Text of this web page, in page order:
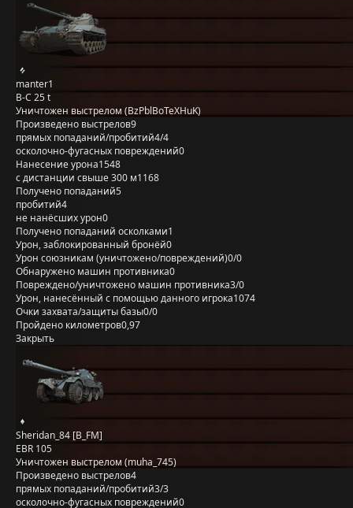
manter1
B-C 25 t
Уничтожен выстрелом (BzPblBoTeXHuK)
Произведено выстрелов9
прямых попаданий/пробитий4/4
осколочно-фугасных повреждений0
Нанесение урона1548
с дистанции свыше 300 м1168
Получено попаданий5
пробитий4
не нанёсших урон0
Получено попаданий осколками1
Урон, заблокированный бронёй0
Урон союзникам (уничтожено/повреждений)0/0
Обнаружено машин противника0
Повреждено/уничтожено машин противника3/0
Урон, нанесённый с помощью данного игрока1074
Очки захвата/защиты базы0/0
Пройдено километров0,97
Закрыть
Sheridan_84 [B_FM]
EBR 105
Уничтожен выстрелом (muha_745)
Произведено выстрелов4
прямых попаданий/пробитий3/3
осколочно-фугасных повреждений0